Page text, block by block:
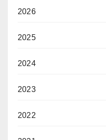
2026
2025
2024
2023
2022